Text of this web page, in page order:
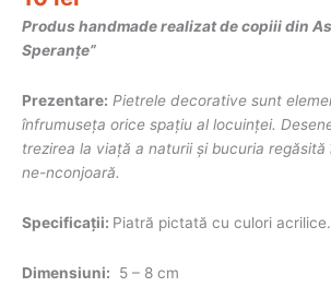
Produs handmade realizat de copiii din
Speranțe”
Prezentare: Pietrele decorative sunt
înfrumuseța orice spațiu al locuinței.
trezirea la viață a naturii și bucuria
ne-nconjoară.
Specificații: Piatră pictată cu culori acrilice.
Dimensiuni: 5 – 8 cm